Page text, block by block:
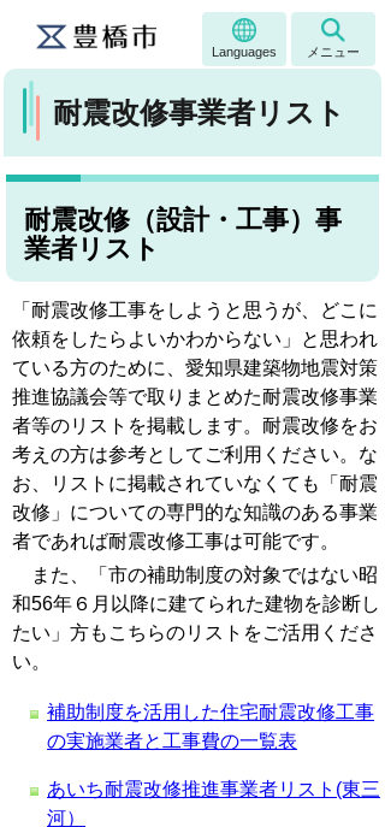
Languages メニュー
耐震改修事業者リスト
耐震改修（設計・工事）事
業者リスト
「耐震改修工事をしようと思うが、どこに
依頼をしたらよいかわからない」と思われ
ている方のために、愛知県建築物地震対策
推進協議会等で取りまとめた耐震改修事業
者等のリストを掲載します。耐震改修をお
考えの方は参考としてご利用ください。な
お、リストに掲載されていなくても「耐震
改修」についての専門的な知識のある事業
者であれば耐震改修工事は可能です。
また、「市の補助制度の対象ではない昭
和56年６月以降に建てられた建物を診断し
たい」方もこちらのリストをご活用くださ
い。
補助制度を活用した住宅耐震改修工事
の実施業者と工事費の一覧表
あいち耐震改修推進事業者リスト(東三
河）